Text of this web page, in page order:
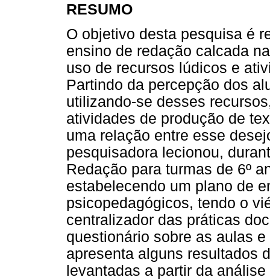
RESUMO
O objetivo desta pesquisa é
ensino de redação calcada
uso de recursos lúdicos e
Partindo da percepção dos
utilizando-se desses
atividades de produção de
uma relação entre esse
pesquisadora lecionou,
Redação para turmas de 6º
estabelecendo um plano de
psicopedagógicos, tendo o
centralizador das práticas
questionário sobre as aulas
apresenta alguns resultados
levantadas a partir da